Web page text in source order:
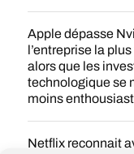
Apple dépasse
l’entreprise la
alors que les
technologique se
moins
Netflix reconnait